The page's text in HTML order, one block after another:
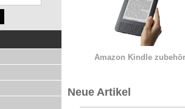
Amazon Kindle zubehör
Neue Artikel